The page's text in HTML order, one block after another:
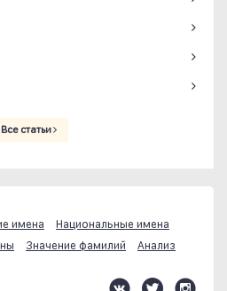
Все статьи
имена
Национальные имена
Значение фамилий
Анализ